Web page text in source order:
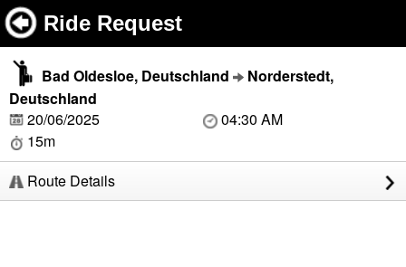
Ride Request
Bad Oldesloe, Deutschland
Norderstedt,
Deutschland
20/06/2025
04:30 AM
15m
Route Details